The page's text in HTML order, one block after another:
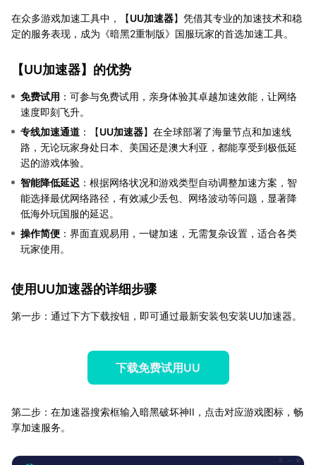
在众多游戏加速工具中，【UU加速器】凭借其专业的加速技术和稳
定的服务表现，成为《暗黑2重制版》国服玩家的首选加速工具。
【UU加速器】的优势
免费试用 ：可参与免费试用，亲身体验其卓越加速效能，让网络
速度即刻飞升。
专线加速通道 ：【UU加速器】在全球部署了海量节点和加速线
路，无论玩家身处日本、美国还是澳大利亚，都能享受到极低延
迟的游戏体验。
智能降低延迟 ：根据网络状况和游戏类型自动调整加速方案，智
能选择最优网络路径，有效减少丢包、网络波动等问题，显著降
低海外玩国服的延迟。
操作简便 ：界面直观易用，一键加速，无需复杂设置，适合各类
玩家使用。
使用UU加速器的详细步骤
第一步：通过下方下载按钮，即可通过最新安装包安装UU加速器。
下载免费试用UU
第二步：在加速器搜索框输入暗黑破坏神II，点击对应游戏图标，畅
享加速服务。